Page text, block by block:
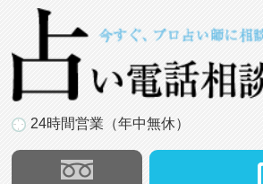
24時間営業（年中無休）